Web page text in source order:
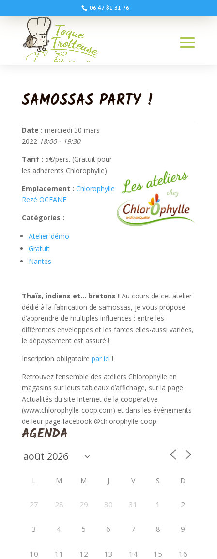
06 47 81 31 76
SAMOSSAS PARTY !
Date : mercredi 30 mars
2022 18:00 - 19:30
Tarif : 5€/pers. (Gratuit pour
les adhérents Chlorophylle)
Emplacement : Chlorophylle
Rezé OCEANE
Catégories :
Atelier-démo
Gratuit
Nantes
Thaïs, indiens et… bretons ! Au cours de cet atelier
dédié à la fabrication de samossas, je vous propose
d’apprendre de multiples influences : entre les
différentes enveloppes et les farces elles-aussi variées,
le dépaysement est assuré !
Inscription obligatoire par ici !
Retrouvez l’ensemble des ateliers Chlorophylle en
magasins sur leurs tableaux d’affichage, sur la page
Actualités du site Internet de la coopérative
(www.chlorophylle-coop.com) et dans les événements
de leur page facebook @chlorophylle-coop.
AGENDA
L M M J V S D
27 28 29 30 31 1 2
3 4 5 6 7 8 9
10 11 12 13 14 15 16